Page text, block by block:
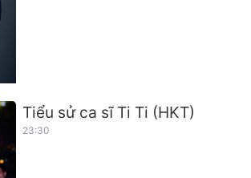
Tiểu sử ca sĩ Ti Ti (HKT)
23:30